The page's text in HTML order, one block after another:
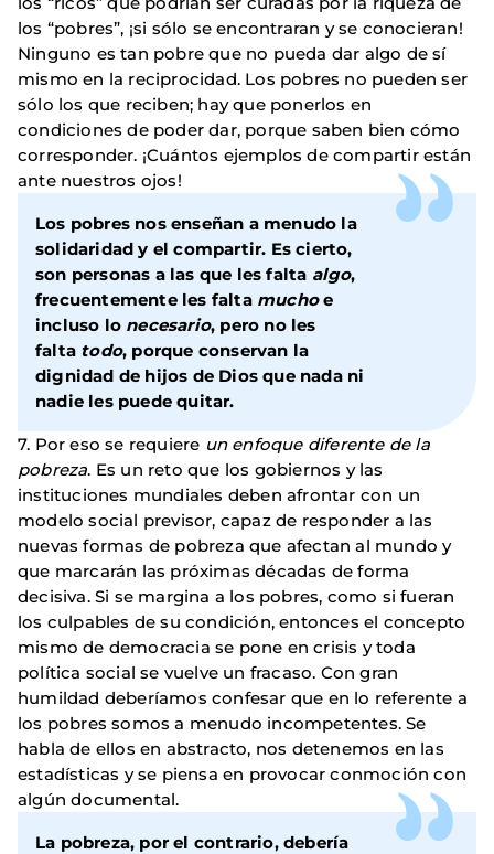
los “pobres”, ¡si sólo se encontraran y se conocieran!
Ninguno es tan pobre que no pueda dar algo de sí
mismo en la reciprocidad. Los pobres no pueden ser
sólo los que reciben; hay que ponerlos en
condiciones de poder dar, porque saben bien cómo
corresponder. ¡Cuántos ejemplos de compartir están
ante nuestros ojos!
Los pobres nos enseñan a menudo la
solidaridad y el compartir. Es cierto,
son personas a las que les falta algo,
frecuentemente les falta muchoe
incluso lo necesario, pero no les
falta todo, porque conservan la
dignidad de hijos de Dios que nada ni
nadie les puede quitar.
7. Por eso se requiere un enfoque diferente de la
pobreza. Es un reto que los gobiernos y las
instituciones mundiales deben afrontar con un
modelo social previsor, capaz de responder a las
nuevas formas de pobreza que afectan al mundo y
que marcarán las próximas décadas de forma
decisiva. Si se margina a los pobres, como si fueran
los culpables de su condición, entonces el concepto
mismo de democracia se pone en crisis y toda
política social se vuelve un fracaso. Con gran
humildad deberíamos confesar que en lo referente a
los pobres somos a menudo incompetentes. Se
habla de ellos en abstracto, nos detenemos en las
estadísticas y se piensa en provocar conmoción con
algún documental.
La pobreza, por el contrario, debería